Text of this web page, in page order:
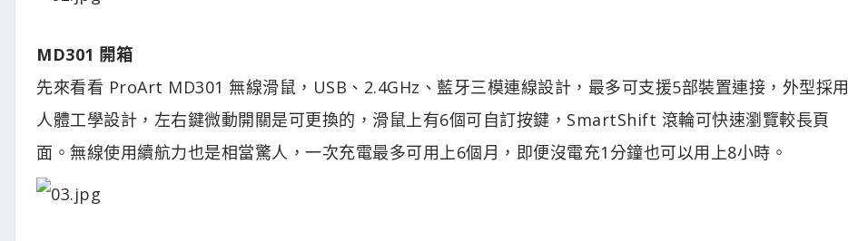
MD301 開箱
先來看看 ProArt MD301 無線滑鼠，USB、2.4GHz、藍牙三模連線設計，最多可支援5部裝置連接，外型採用
人體工學設計，左右鍵微動開關是可更換的，滑鼠上有6個可自訂按鍵，SmartShift 滾輪可快速瀏覽較長頁
面。無線使用續航力也是相當驚人，一次充電最多可用上6個月，即便沒電充1分鐘也可以用上8小時。